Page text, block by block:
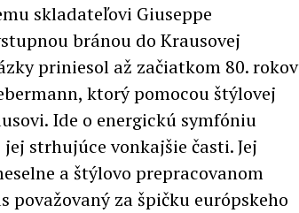
skladateľovi Giuseppe
bránou do Krausovej
priniesol až začiatkom 80. rokov
ktorý pomocou štýlovej
Ide o energickú symfóniu
strhujúce vonkajšie časti. Jej
a štýlovo prepracovanom
považovaný za špičku európskeho